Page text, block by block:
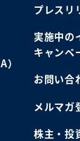
プレスリ
実施中の
キャンペ
お問い合
メルマガ
株主・投